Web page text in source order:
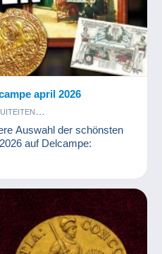
april 2026
POSTKAARTEN POSTZEGELS
Auswahl der schönsten
auf Delcampe: